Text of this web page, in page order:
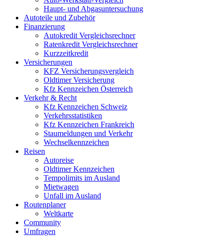
Haupt- und Abgasuntersuchung
Autoteile und Zubehör
Finanzierung
Autokredit Vergleichsrechner
Ratenkredit Vergleichsrechner
Kurzzeitkredit
Versicherungen
KFZ Versicherungsvergleich
Oldtimer Versicherung
Kfz Kennzeichen Österreich
Verkehr & Recht
Kfz Kennzeichen Schweiz
Verkehrsstatistiken
Kfz Kennzeichen Frankreich
Staumeldungen und Verkehr
Wechselkennzeichen
Reisen
Autoreise
Oldtimer Kennzeichen
Tempolimits im Ausland
Mietwagen
Unfall im Ausland
Routenplaner
Weltkarte
Community
Umfragen